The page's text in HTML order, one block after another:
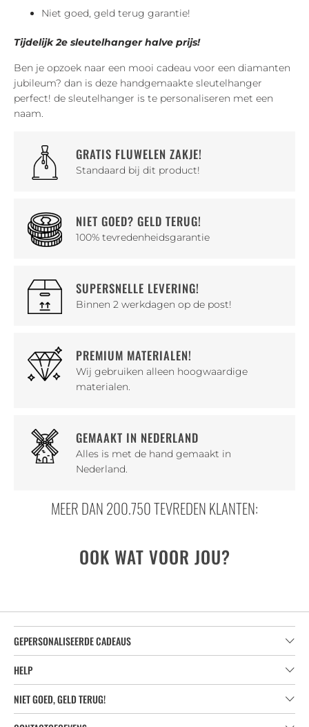
Niet goed, geld terug garantie!
Tijdelijk 2e sleutelhanger halve prijs!
Ben je opzoek naar een mooi cadeau voor een diamanten
jubileum? dan is deze handgemaakte sleutelhanger
perfect! de sleutelhanger is te personaliseren met een
naam.
GRATIS FLUWELEN ZAKJE!
Standaard bij dit product!
NIET GOED? GELD TERUG!
100% tevredenheidsgarantie
SUPERSNELLE LEVERING!
Binnen 2 werkdagen op de post!
PREMIUM MATERIALEN!
Wij gebruiken alleen hoogwaardige
materialen.
GEMAAKT IN NEDERLAND
Alles is met de hand gemaakt in
Nederland.
MEER DAN 200.750 TEVREDEN KLANTEN:
OOK WAT VOOR JOU?
GEPERSONALISEERDE CADEAUS
HELP
NIET GOED, GELD TERUG!